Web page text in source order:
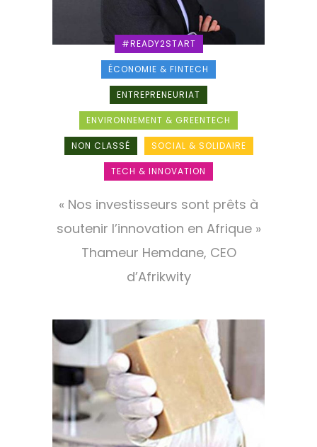
#READY2START
ÉCONOMIE & FINTECH
ENTREPRENEURIAT
ENVIRONNEMENT & GREENTECH
NON CLASSÉ SOCIAL & SOLIDAIRE
TECH & INNOVATION
« Nos investisseurs sont prêts à
soutenir l’innovation en Afrique »
Thameur Hemdane, CEO
d’Afrikwity